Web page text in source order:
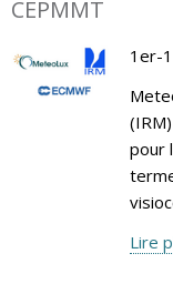
CEPMMT
1er-
pour
Lire